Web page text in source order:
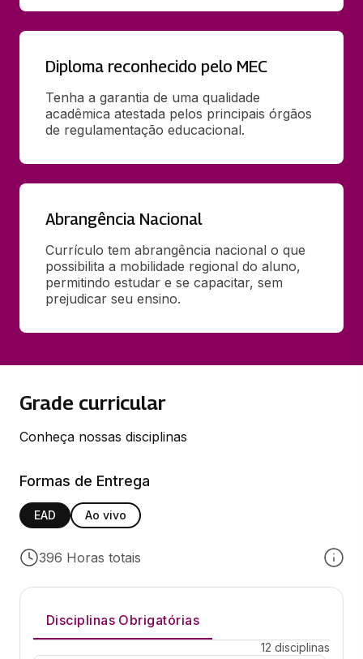
Diploma reconhecido pelo MEC
Tenha a garantia de uma qualidade
acadêmica atestada pelos principais órgãos
de regulamentação educacional.
Abrangência Nacional
Currículo tem abrangência nacional o que
possibilita a mobilidade regional do aluno,
permitindo estudar e se capacitar, sem
prejudicar seu ensino.
Grade curricular
Conheça nossas disciplinas
Formas de Entrega
EAD Ao vivo
396 Horas totais
Disciplinas Obrigatórias
12 disciplinas